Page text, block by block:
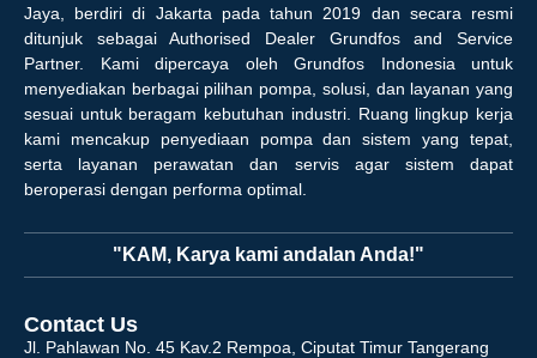
Jaya, berdiri di Jakarta pada tahun 2019 dan secara resmi
ditunjuk sebagai Authorised Dealer Grundfos and Service
Partner. Kami dipercaya oleh Grundfos Indonesia untuk
menyediakan berbagai pilihan pompa, solusi, dan layanan yang
sesuai untuk beragam kebutuhan industri. Ruang lingkup kerja
kami mencakup penyediaan pompa dan sistem yang tepat,
serta layanan perawatan dan servis agar sistem dapat
beroperasi dengan performa optimal.
"KAM, Karya kami andalan Anda!"
Contact Us
Jl. Pahlawan No. 45 Kav.2 Rempoa, Ciputat Timur Tangerang